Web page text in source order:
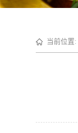
当前位置: